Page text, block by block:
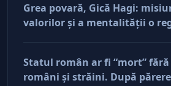
Grea povară, Gică Hagi:
valorilor şi a mentalităţii o
Statul român ar fi “mort”
români şi străini. După